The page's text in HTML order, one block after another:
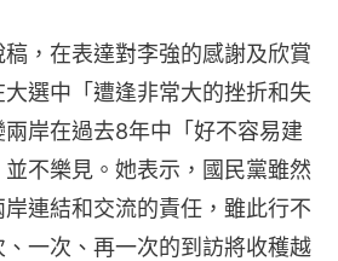
，在表達對李強的感謝及欣賞
選中「遭逢非常大的挫折和失
岸在過去8年中「好不容易建
不樂見。她表示，國民黨雖然
連結和交流的責任，雖此行不
一次、再一次的到訪將收穫越